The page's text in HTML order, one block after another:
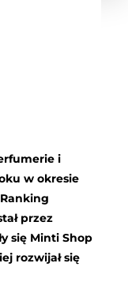
i
w okresie
przez
się Minti Shop
rozwijał się